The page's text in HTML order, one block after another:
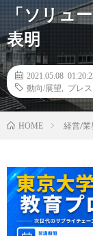
「ソリュ
表明
2021.05.08
動向/展望
プレ
HOME 経営/業